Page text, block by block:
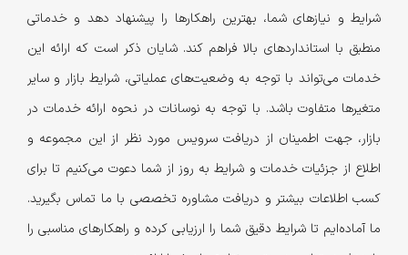
شرایط و نیازهای شما، بهترین راهکارها را پیشنهاد دهد و خدماتی
منطبق با استانداردهای بالا فراهم کند. شایان ذکر است که ارائه این
خدمات می‌تواند با توجه به وضعیت‌های عملیاتی، شرایط بازار و سایر
متغیرها متفاوت باشد. با توجه به نوسانات در نحوه ارائه خدمات در
بازار، جهت اطمینان از دریافت سرویس مورد نظر از این مجموعه و
اطلاع از جزئیات خدمات و شرایط به روز از شما دعوت می‌کنیم تا برای
کسب اطلاعات بیشتر و دریافت مشاوره تخصصی با ما تماس بگیرید.
ما آماده‌ایم تا شرایط دقیق شما را ارزیابی کرده و راهکارهای مناسبی را